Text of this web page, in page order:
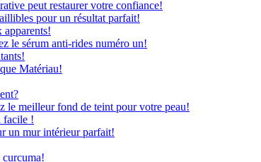
peut restaurer votre confiance!
pour un résultat parfait!
apparents!
le sérum anti-rides numéro un!
Matériau!
le meilleur fond de teint pour votre peau!
facile !
un mur intérieur parfait!
curcuma!